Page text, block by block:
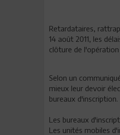
Retardataires,
14 août 2011, les
clôture de
Selon un
mieux leur devoir
bureaux d'inscription.
Les bureaux
Les unités mobiles